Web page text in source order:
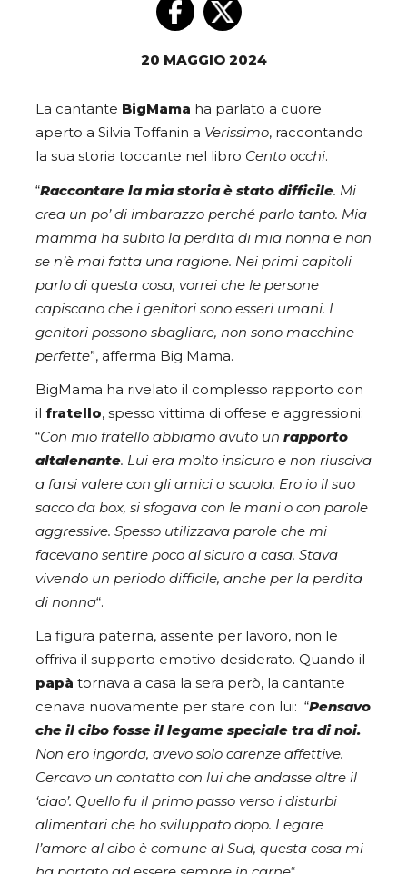
20 MAGGIO 2024
La cantante BigMama ha parlato a cuore
aperto a Silvia Toffanin a Verissimo, raccontando
la sua storia toccante nel libro Cento occhi.
“Raccontare la mia storia è stato difficile. Mi
crea un po’ di imbarazzo perché parlo tanto. Mia
mamma ha subito la perdita di mia nonna e non
se n’è mai fatta una ragione. Nei primi capitoli
parlo di questa cosa, vorrei che le persone
capiscano che i genitori sono esseri umani. I
genitori possono sbagliare, non sono macchine
perfette”, afferma Big Mama.
BigMama ha rivelato il complesso rapporto con
il fratello, spesso vittima di offese e aggressioni:
“Con mio fratello abbiamo avuto un rapporto
altalenante. Lui era molto insicuro e non riusciva
a farsi valere con gli amici a scuola. Ero io il suo
sacco da box, si sfogava con le mani o con parole
aggressive. Spesso utilizzava parole che mi
facevano sentire poco al sicuro a casa. Stava
vivendo un periodo difficile, anche per la perdita
di nonna“.
La figura paterna, assente per lavoro, non le
offriva il supporto emotivo desiderato. Quando il
papà tornava a casa la sera però, la cantante
cenava nuovamente per stare con lui: “Pensavo
che il cibo fosse il legame speciale tra di noi.
Non ero ingorda, avevo solo carenze affettive.
Cercavo un contatto con lui che andasse oltre il
‘ciao’. Quello fu il primo passo verso i disturbi
alimentari che ho sviluppato dopo. Legare
l’amore al cibo è comune al Sud, questa cosa mi